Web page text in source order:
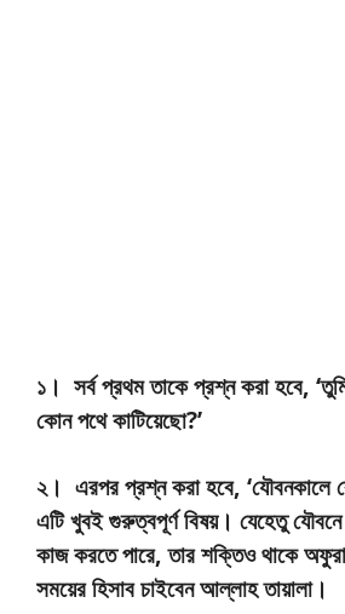
১। সর্ব প্রথম তাকে প্রশ্ন করা হবে,
কোন পথে কাটিয়েছো?’
২। এরপর প্রশ্ন করা হবে,
এটি খুবই গুরুত্বপূর্ণ বিষয়। যেহেতু যৌবনে
কাজ করতে পারে, তার শক্তিও থাকে
সময়ের হিসাব চাইবেন আল্লাহ তায়ালা।